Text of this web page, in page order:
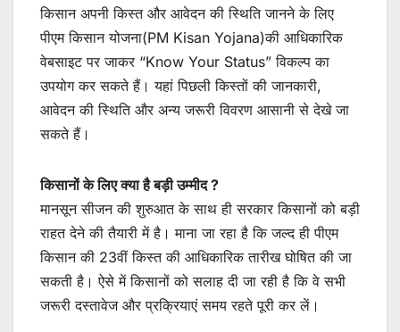
किसान अपनी किस्त और आवेदन की स्थिति जानने के लिए
पीएम किसान योजना(PM Kisan Yojana)की आधिकारिक
वेबसाइट पर जाकर “Know Your Status” विकल्प का
उपयोग कर सकते हैं। यहां पिछली किस्तों की जानकारी,
आवेदन की स्थिति और अन्य जरूरी विवरण आसानी से देखे जा
सकते हैं।
किसानों के लिए क्या है बड़ी उम्मीद ?
मानसून सीजन की शुरुआत के साथ ही सरकार किसानों को बड़ी
राहत देने की तैयारी में है। माना जा रहा है कि जल्द ही पीएम
किसान की 23वीं किस्त की आधिकारिक तारीख घोषित की जा
सकती है। ऐसे में किसानों को सलाह दी जा रही है कि वे सभी
जरूरी दस्तावेज और प्रक्रियाएं समय रहते पूरी कर लें।